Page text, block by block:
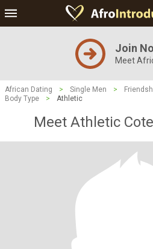
Join
Meet
African Dating > Single Men >
Body Type
> Athletic
Meet Athletic